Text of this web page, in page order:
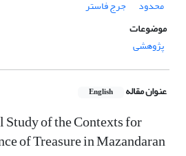
محدود
جرج فاستر
موضوعات
پژوهشی
عنوان مقاله English
of the Contexts for
of Treasure in Mazandaran